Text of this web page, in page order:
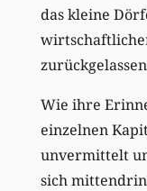
das kleine
Wie ihre
einzelnen
unvermittelt
sich mittendrin